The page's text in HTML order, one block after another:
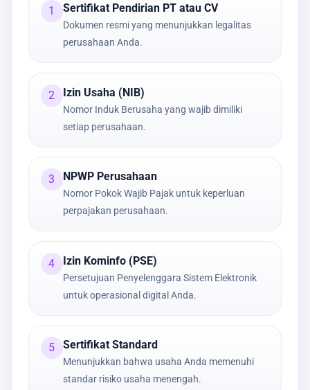
1 Sertifikat Pendirian PT atau CV
Dokumen resmi yang menunjukkan legalitas
perusahaan Anda.
2 Izin Usaha (NIB)
Nomor Induk Berusaha yang wajib dimiliki
setiap perusahaan.
3 NPWP Perusahaan
Nomor Pokok Wajib Pajak untuk keperluan
perpajakan perusahaan.
4 Izin Kominfo (PSE)
Persetujuan Penyelenggara Sistem Elektronik
untuk operasional digital Anda.
5 Sertifikat Standard
Menunjukkan bahwa usaha Anda memenuhi
standar risiko usaha menengah.